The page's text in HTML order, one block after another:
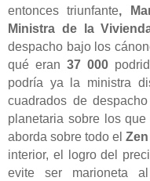
entonces triunfante,
Ministra de la
despacho bajo los
qué eran 37 000
podría ya la ministra
cuadrados de
planetaria sobre los
aborda sobre todo elZen
interior, el logro del
evite ser marioneta